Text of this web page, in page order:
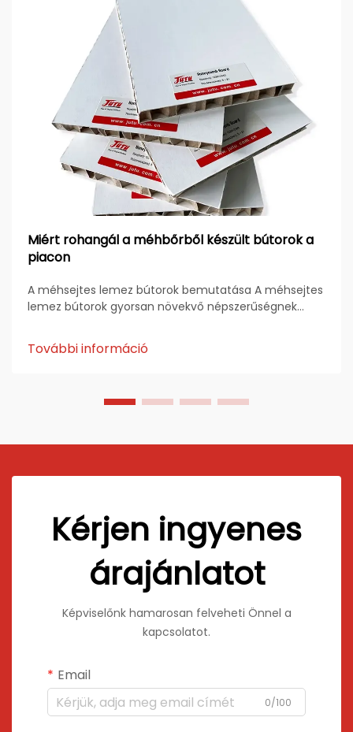
Miért rohangál a méhbőrből készült bútorok a
piacon
A méhsejtes lemez bútorok bemutatása A méhsejtes
lemez bútorok gyorsan növekvő népszerűségnek
köszönhetően könnyűségüknek, nagy szilárdságuknak
és fenntarthatóságuknak. Papírból, alumíniumból
További információ
Kérjen ingyenes
árajánlatot
Képviselőnk hamarosan felveheti Önnel a
kapcsolatot.
Email
0/100